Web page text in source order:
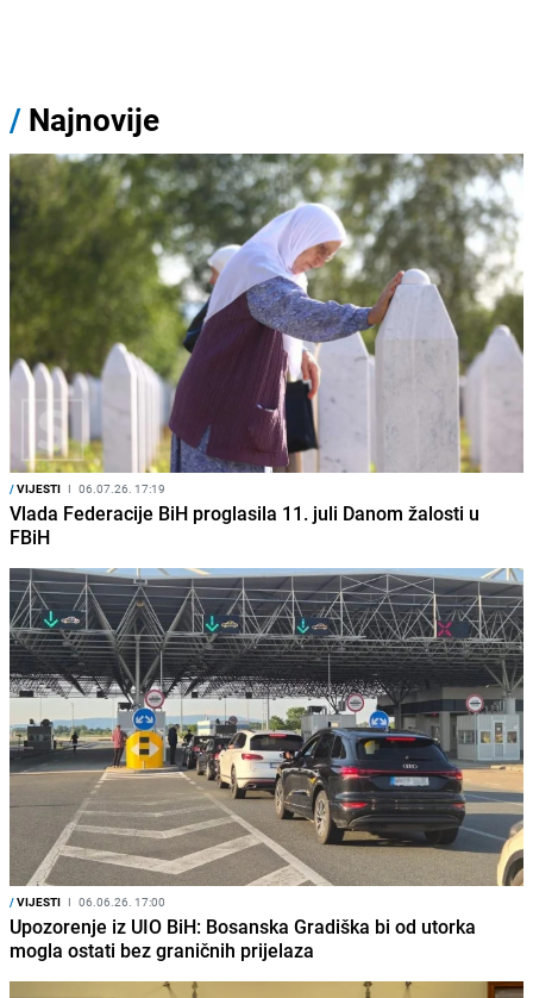
/ Najnovije
/VIJESTI I 06.07.26. 17:19
Vlada Federacije BiH proglasila 11. juli Danom žalosti u
FBiH
/VIJESTI I 06.06.26. 17:00
Upozorenje iz UIO BiH: Bosanska Gradiška bi od utorka
mogla ostati bez graničnih prijelaza